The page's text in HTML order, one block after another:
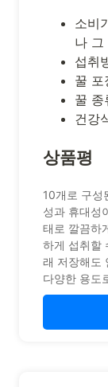
소비
나 그
섭취
꿀 포
꿀 종
건강
상품평
10개로 구성
성과 휴대성
태로 깔끔하
하게 섭취할
래 저장해도
다양한 용도